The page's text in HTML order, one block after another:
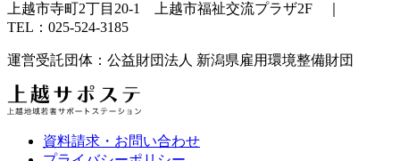
上越市寺町2丁目20-1 上越市福祉交流プラザ2F ｜
TEL：025-524-3185
運営受託団体：公益財団法人 新潟県雇用環境整備財団
資料請求・お問い合わせ